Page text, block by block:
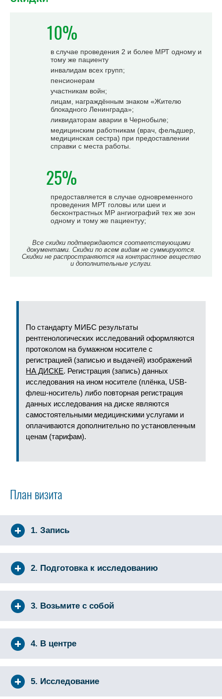
10%
в случае проведения 2 и более МРТ одному и
тому же пациенту
инвалидам всех групп;
пенсионерам
участникам войн;
лицам, награждённым знаком «Жителю
блокадного Ленинграда»;
ликвидаторам аварии в Чернобыле;
медицинским работникам (врач, фельдшер,
медицинская сестра) при предоставлении
справки с места работы.
25%
предоставляется в случае одновременного
проведения МРТ головы или шеи и
бесконтрастных МР ангиографий тех же зон
одному и тому же пациентуу;
Все скидки подтверждаются соответствующими
документами. Скидки по всем видам не суммируются.
Скидки не распространяются на контрастное вещество
и дополнительные услуги.
По стандарту МИБС результаты
рентгенологических исследований оформляются
протоколом на бумажном носителе с
регистрацией (записью и выдачей) изображений
НА ДИСКЕ. Регистрация (запись) данных
исследования на ином носителе (плёнка, USB-
флеш-носитель) либо повторная регистрация
данных исследования на диске являются
самостоятельными медицинскими услугами и
оплачиваются дополнительно по установленным
ценам (тарифам).
План визита
1. Запись
2. Подготовка к исследованию
3. Возьмите с собой
4. В центре
5. Исследование